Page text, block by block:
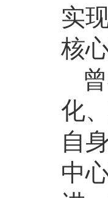
实
核
化
自
中